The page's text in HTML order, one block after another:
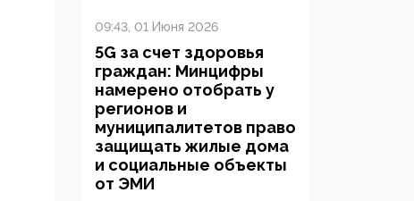
09:43, 01 Июня 2026
5G за счет здоровья
граждан: Минцифры
намерено отобрать у
регионов и
муниципалитетов право
защищать жилые дома
и социальные объекты
от ЭМИ